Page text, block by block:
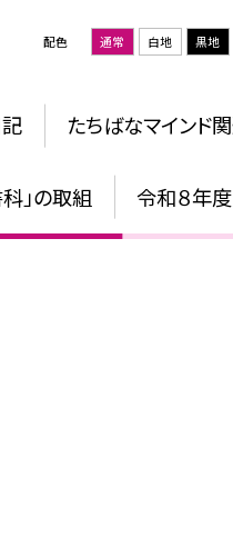
配色 通常 白地 黒地
たちばなマインド
科」の取組 令和８年
年間指導計画